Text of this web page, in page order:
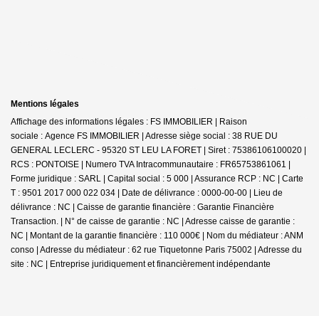
Mentions légales
Affichage des informations légales : FS IMMOBILIER | Raison
sociale : Agence FS IMMOBILIER | Adresse siège social : 38 RUE DU
GENERAL LECLERC - 95320 ST LEU LA FORET | Siret : 75386106100020 |
RCS : PONTOISE | Numero TVA Intracommunautaire : FR65753861061 |
Forme juridique : SARL | Capital social : 5 000 | Assurance RCP : NC | Carte
T : 9501 2017 000 022 034 | Date de délivrance : 0000-00-00 | Lieu de
délivrance : NC | Caisse de garantie financière : Garantie Financière
Transaction. | N° de caisse de garantie : NC | Adresse caisse de garantie :
NC | Montant de la garantie financière : 110 000€ | Nom du médiateur : ANM
conso | Adresse du médiateur : 62 rue Tiquetonne Paris 75002 | Adresse du
site : NC | Entreprise juridiquement et financièrement indépendante